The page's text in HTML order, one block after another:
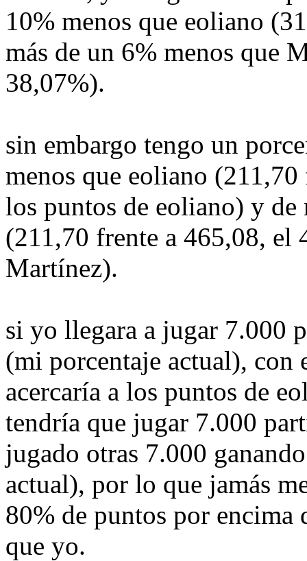
10% menos que eoliano
más de un 6% menos que
38,07%).
sin embargo tengo un
menos que eoliano
los puntos de eoliano) y
(211,70 frente a 465,08, el
Martínez).
si yo llegara a jugar 7.000
(mi porcentaje actual), con
acercaría a los puntos de
tendría que jugar 7.000
jugado otras 7.000
actual), por lo que jamás
80% de puntos por encima
que yo.